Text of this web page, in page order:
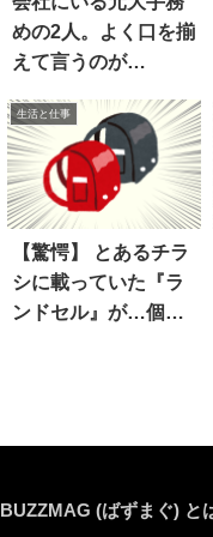
めの2人。よく口を揃
えて言うのが…
生活と仕事
【驚愕】 とあるチラ
シに載っていた『ラ
ンドセル』が…個性
BUZZMAG (ばずまぐ) と